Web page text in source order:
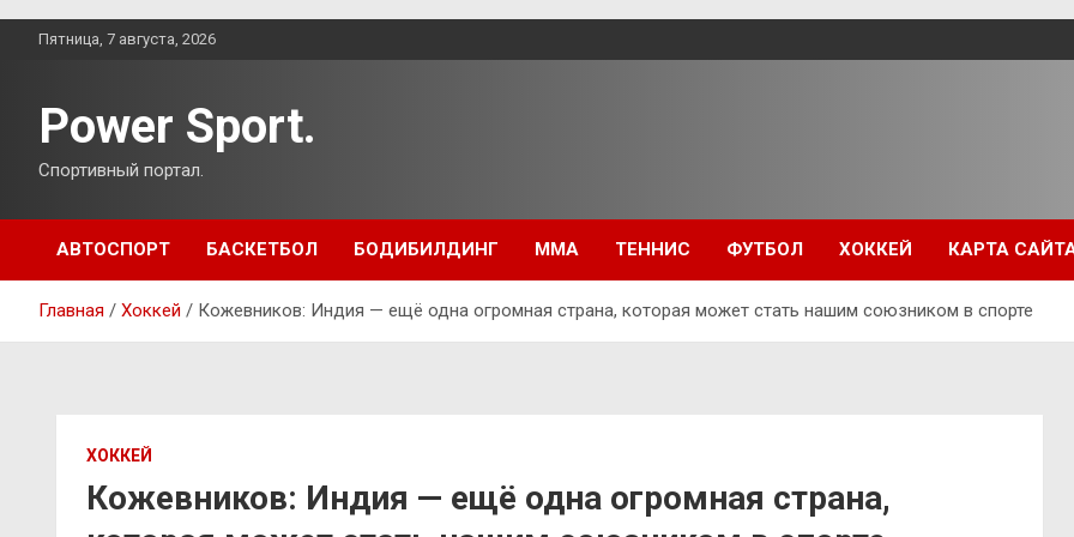
ПерейтиПятница, 7 августа, 2026
Power Sport.
Спортивный портал.
АВТОСПОРТ БАСКЕТБОЛ БОДИБИЛДИНГ ММА ТЕННИС ФУТБОЛ ХОККЕЙ КАРТА
Главная Хоккей Кожевников: Индия — ещё одна огромная страна, которая может стать нашим союзником в спорте
ХОККЕЙ
Кожевников: Индия — ещё одна огромная страна,